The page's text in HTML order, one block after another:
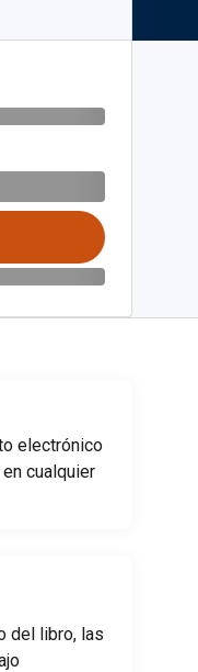
el cuadro de diálogo
electrónico
cualquier
del libro, las